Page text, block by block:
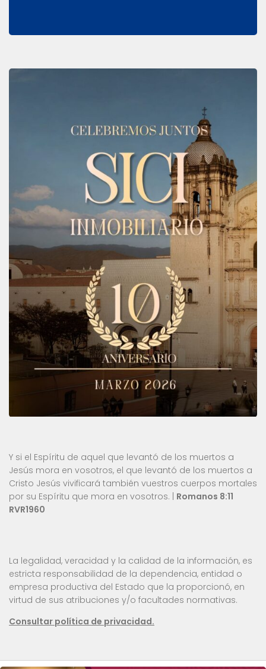
Y si el Espíritu de aquel que levantó de los muertos a
Jesús mora en vosotros, el que levantó de los muertos a
Cristo Jesús vivificará también vuestros cuerpos mortales
por su Espíritu que mora en vosotros. | Romanos 8:11
RVR1960
La legalidad, veracidad y la calidad de la información, es
estricta responsabilidad de la dependencia, entidad o
empresa productiva del Estado que la proporcionó, en
virtud de sus atribuciones y/o facultades normativas.
Consultar política de privacidad.